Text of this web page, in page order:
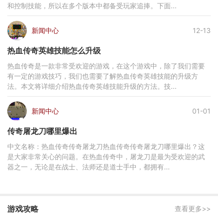
和控制技能，所以在多个版本中都备受玩家追捧。下面...
新闻中心 12-13
热血传奇英雄技能怎么升级
热血传奇是一款非常受欢迎的游戏，在这个游戏中，除了我们需要
有一定的游戏技巧，我们也需要了解热血传奇英雄技能的升级方
法。本文将详细介绍热血传奇英雄技能升级的方法。技...
新闻中心 01-01
传奇屠龙刀哪里爆出
中文名称：热血传奇传奇屠龙刀热血传奇传奇屠龙刀哪里爆出？这
是大家非常关心的问题。在热血传奇中，屠龙刀是最为受欢迎的武
器之一，无论是在战士、法师还是道士手中，都拥有...
游戏攻略 查看更多>>